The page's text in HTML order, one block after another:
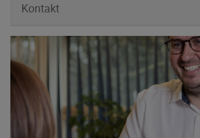
Kontakt